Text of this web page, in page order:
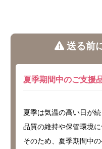
送る前
夏季期間中のご支援
夏季は気温の高い日が
品質の維持や保管環境
そのため、夏季期間中